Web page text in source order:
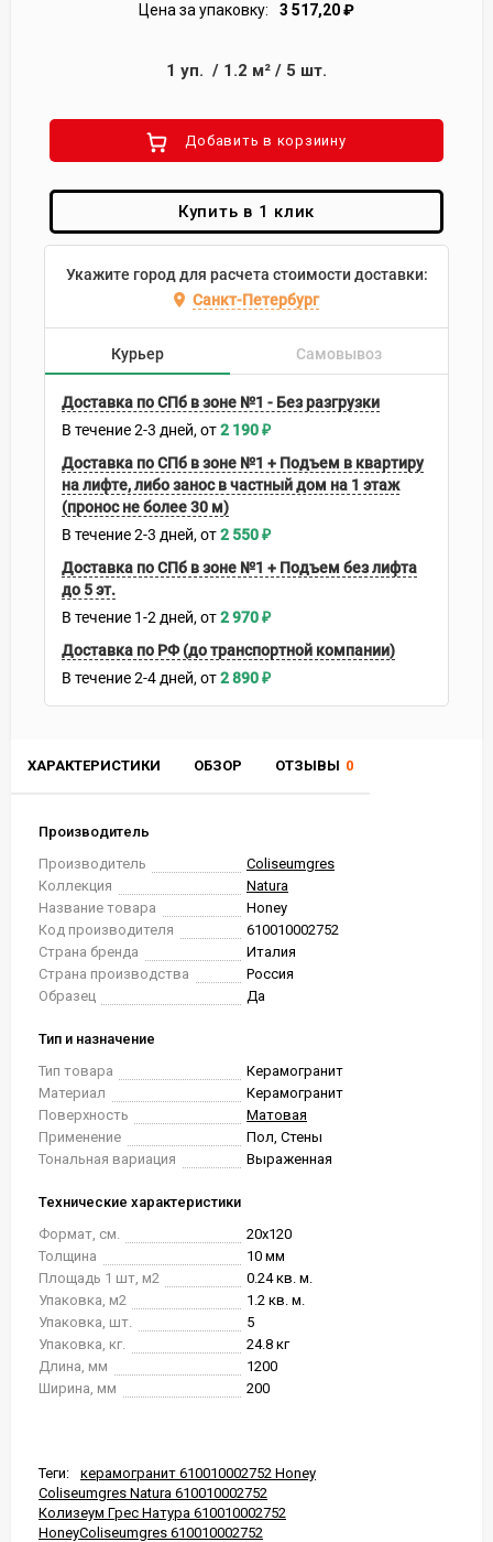
ХАРАКТЕРИСТИКИ ОБЗОР ОТЗЫВЫ 0
Производитель
Производитель
Coliseumgres
Коллекция
Natura
Название товара
Honey
Код производителя
610010002752
Страна бренда
Италия
Страна производства
Россия
Образец
Да
Тип и назначение
Тип товара
Керамогранит
Материал
Керамогранит
Поверхность
Матовая
Применение
Пол, Стены
Тональная вариация
Выраженная
Технические характеристики
Формат, см.
20x120
Толщина
10 мм
Площадь 1 шт, м2
0.24 кв. м.
Упаковка, м2
1.2 кв. м.
Упаковка, шт.
5
Упаковка, кг.
24.8 кг
Длина, мм
1200
Ширина, мм
200
Теги:
керамогранит 610010002752 Honey
Coliseumgres Natura 610010002752
Колизеум Грес Натура 610010002752
HoneyColiseumgres 610010002752
Цена за упаковку:
3 517,20₽
1 уп. / 1.2 м² / 5 шт.
Добавить в корзиину
Купить в 1 клик
Укажите город для расчета стоимости доставки:
Санкт-Петербург
Курьер Самовывоз
Доставка по СПб в зоне №1 - Без разгрузки
В течение2-3 дней 2 190₽
Доставка по СПб в зоне №1 + Подъем в квартиру
на лифте, либо занос в частный дом на 1 этаж
(пронос не более 30 м)
В течение2-3 дней 2 550₽
Доставка по СПб в зоне №1 + Подъем без лифта
до 5 эт.
В течение 1-2 дней 2 970₽
Доставка по РФ (до транспортной компании)
В течение2-4 дней 2 890₽